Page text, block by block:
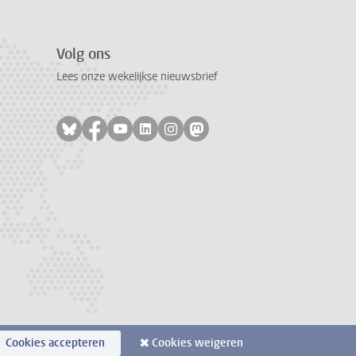
Volg ons
Lees onze wekelijkse nieuwsbrief
Volg ons op bluesky
Volg ons op facebook
Volg ons op youtube
Volg ons op linkedin
Volg ons op instagram
Volg ons op mastodon
Cookies accepteren Cookies weigeren